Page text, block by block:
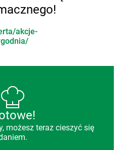
akcje-
możesz teraz cieszyć się